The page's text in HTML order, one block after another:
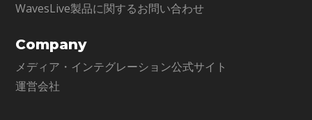
WavesLive製品に関するお問い合わせ
Company
メディア・インテグレーション公式サイト
運営会社